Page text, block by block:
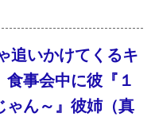
追いかけてくるキ
事会中に彼『１
ゃん～』彼姉（真